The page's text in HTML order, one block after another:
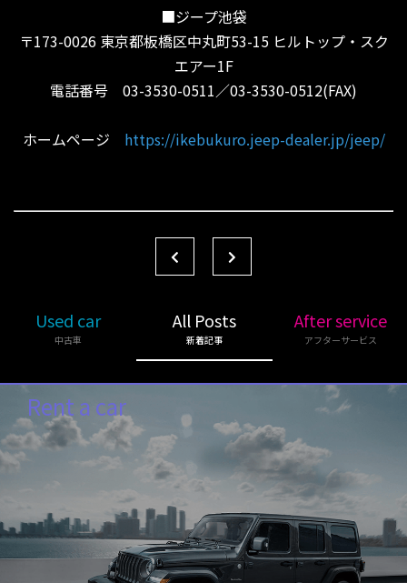
■ジープ池袋
〒173-0026 東京都板橋区中丸町53-15 ヒルトップ・スク
エアー1F
電話番号 03-3530-0511／03-3530-0512(FAX)
ホームページ https://ikebukuro.jeep-dealer.jp/jeep/
Used car
中古車
All Posts
新着記事
After service
アフターサービス
Rent a car